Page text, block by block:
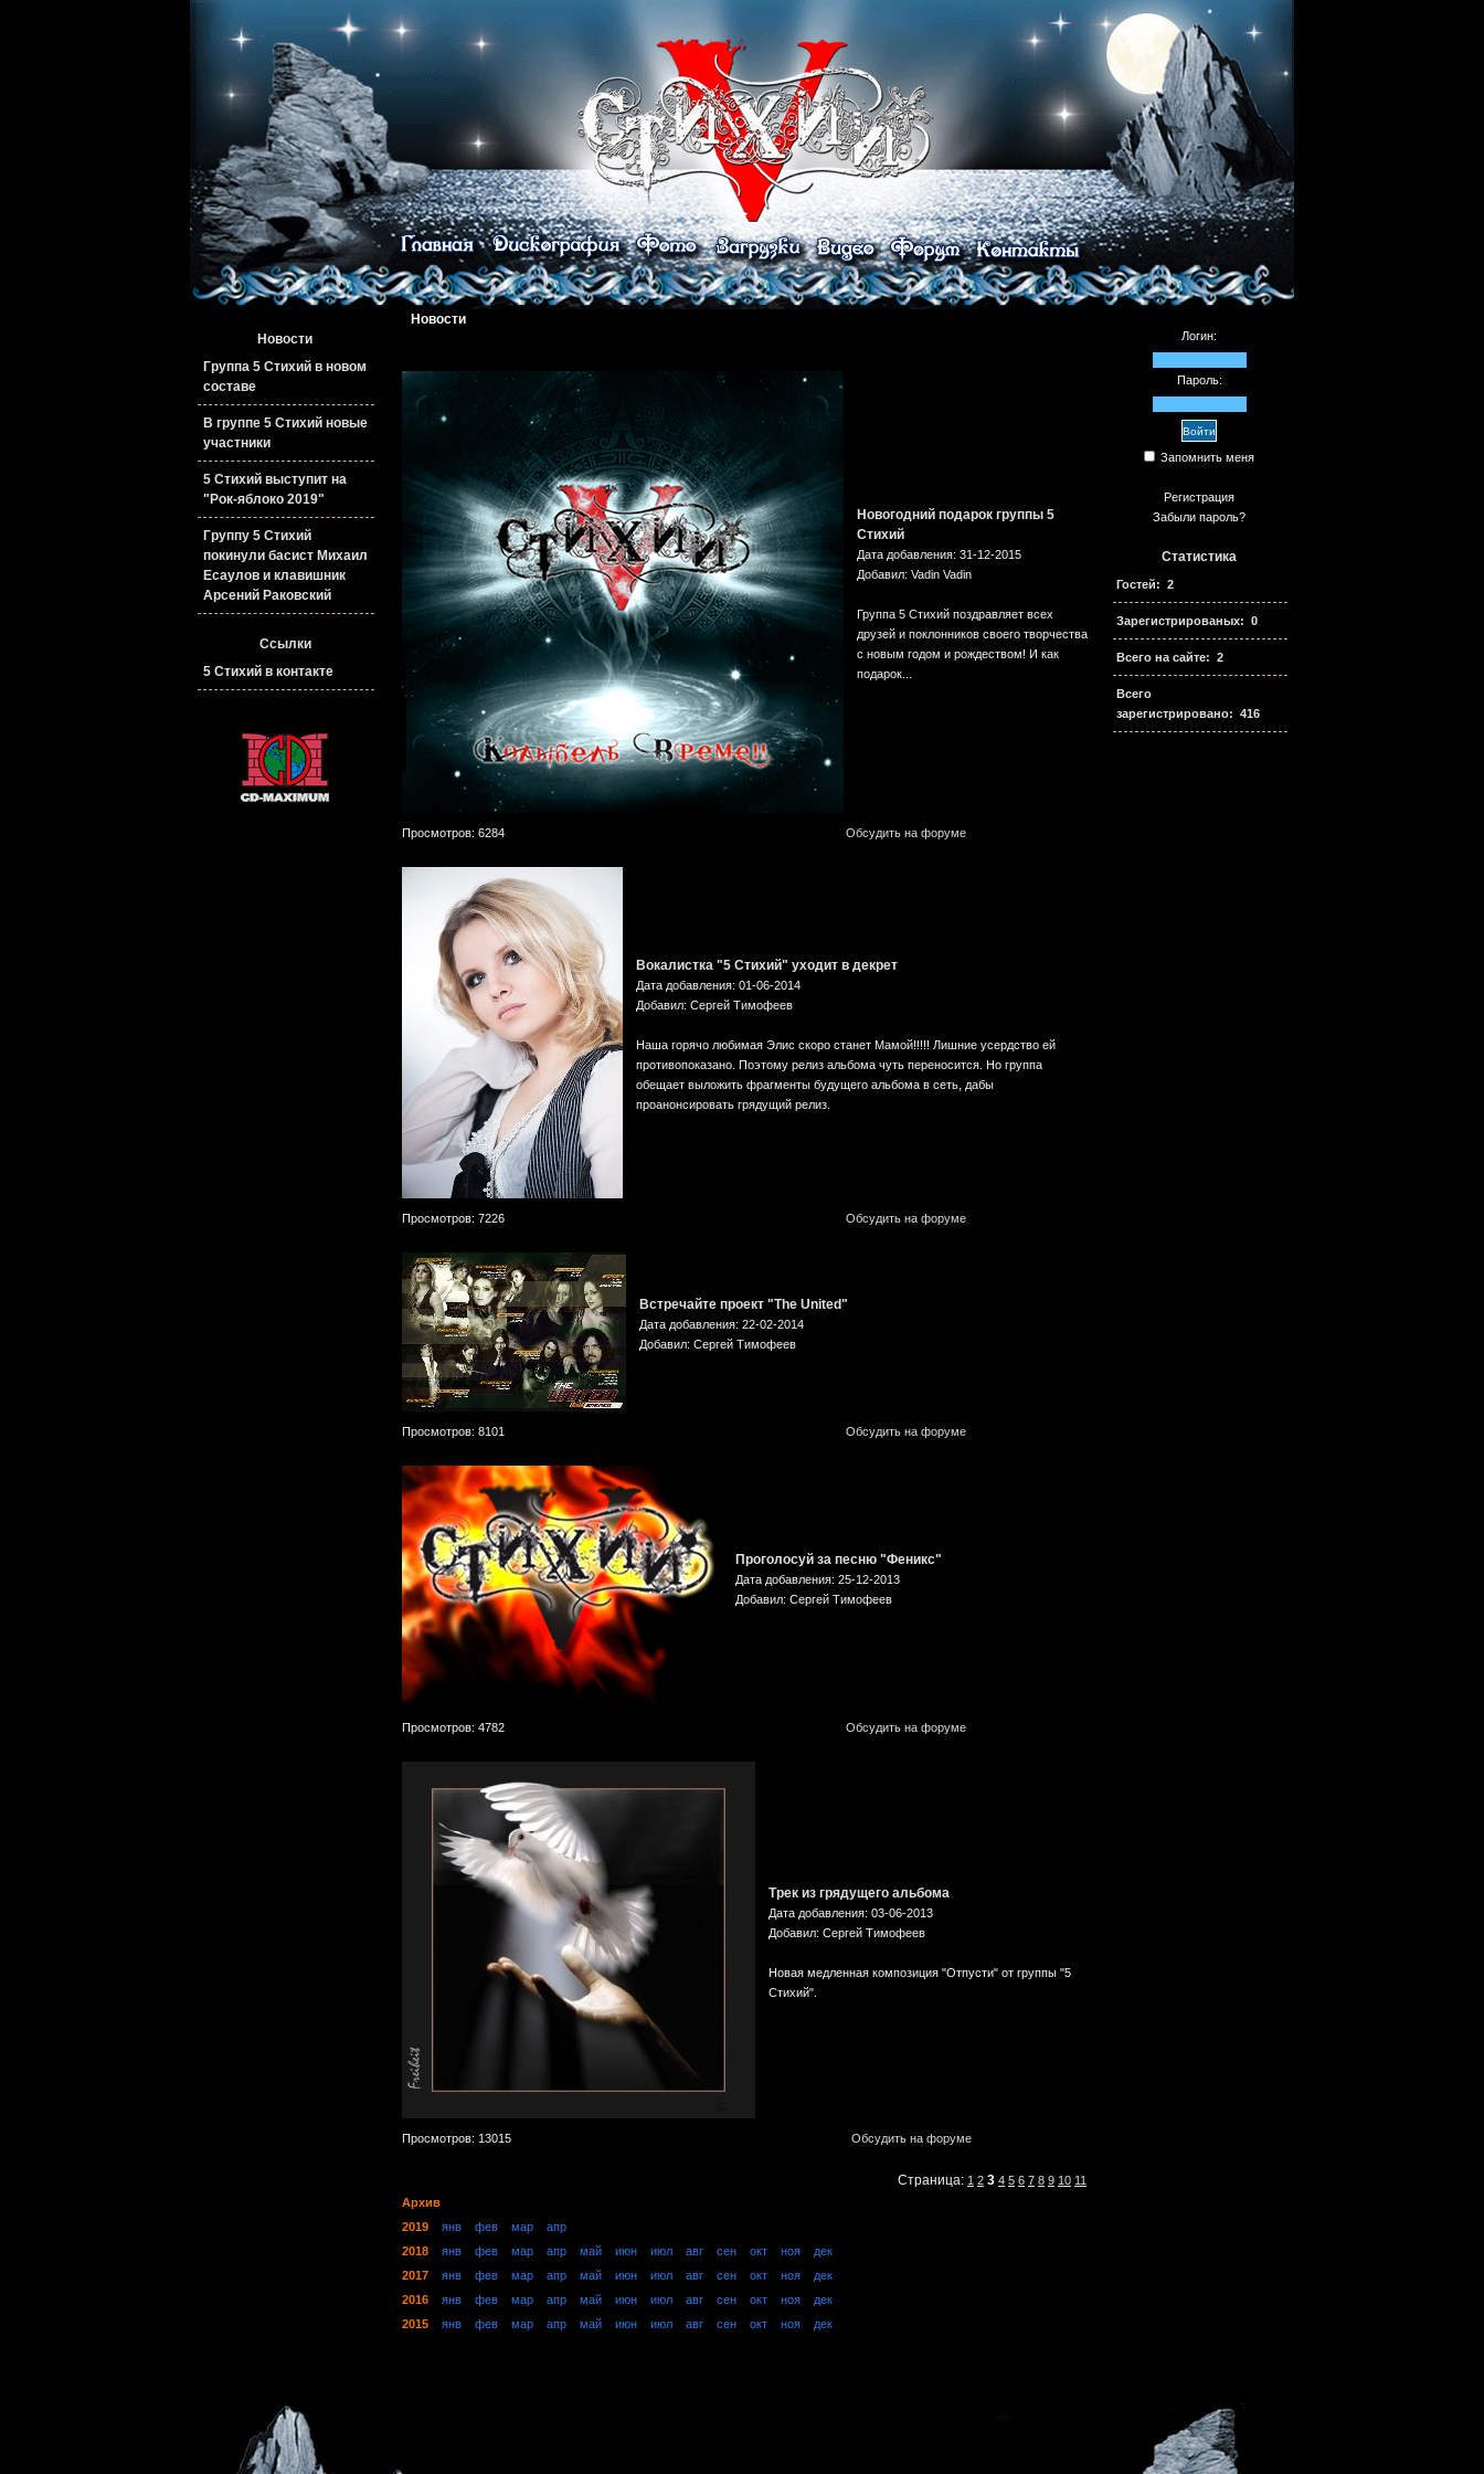
Новости
Новогодний подарок группы 5
Стихий
Дата добавления: 31-12-2015
Добавил: Vadin Vadin
Группа 5 Стихий поздравляет всех
друзей и поклонников своего творчества
с новым годом и рождеством! И как
подарок...
Просмотров: 6284 Обсудить на форуме
Вокалистка "5 Стихий" уходит в декрет
Дата добавления: 01-06-2014
Добавил: Сергей Тимофеев
Наша горячо любимая Элис скоро станет Мамой!!!!! Лишние усердство ей
противопоказано. Поэтому релиз альбома чуть переносится. Но группа
обещает выложить фрагменты будущего альбома в сеть, дабы
проанонсировать грядущий релиз.
Просмотров: 7226 Обсудить на форуме
Встречайте проект "The United"
Дата добавления: 22-02-2014
Добавил: Сергей Тимофеев
Просмотров: 8101 Обсудить на форуме
Проголосуй за песню "Феникс"
Дата добавления: 25-12-2013
Добавил: Сергей Тимофеев
Просмотров: 4782 Обсудить на форуме
Трек из грядущего альбома
Дата добавления: 03-06-2013
Добавил: Сергей Тимофеев
Новая медленная композиция "Отпусти" от группы "5
Стихий".
Просмотров: 13015 Обсудить на форуме
Страница: 1 2 3 4 5 6 7 8 9 10 11
Архив
2019
янв фев мар
апр
2018
янв фев мар апр май июн июл авг сен окт ноя
дек
2017
янв фев мар апр май июн июл авг сен окт ноя
дек
2016
янв фев мар апр май июн июл авг сен окт ноя
дек
2015
янв фев мар апр май июн июл авг сен окт ноя дек
Новости
Группа 5 Стихий в новом
составе
В группе 5 Стихий новые
участники
5 Стихий выступит на
"Рок-яблоко 2019"
Группу 5 Стихий
покинули басист Михаил
Есаулов и клавишник
Арсений Раковский
Ссылки
5 Стихий в контакте
Логин:
Пароль:
Запомнить меня
Регистрация
Забыли пароль?
Статистика
Гостей: 2
Зарегистрированых: 0
Всего на сайте: 2
Всего
зарегистрировано: 416